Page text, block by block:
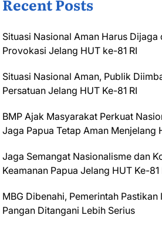
Recent Posts
Situasi Nasional Aman Harus Dijaga
Provokasi Jelang HUT ke-81 RI
Situasi Nasional Aman, Publik
Persatuan Jelang HUT Ke-81 RI
BMP Ajak Masyarakat Perkuat
Jaga Papua Tetap Aman Menjelang
Jaga Semangat Nasionalisme dan
Keamanan Papua Jelang HUT Ke-81
MBG Dibenahi, Pemerintah Pastikan
Pangan Ditangani Lebih Serius